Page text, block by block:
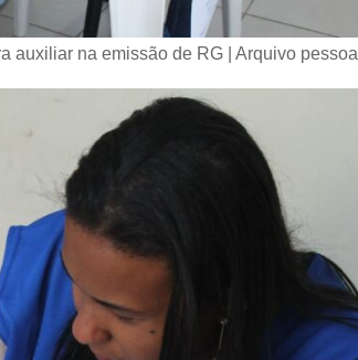
auxiliar na emissão de RG | Arquivo pessoal